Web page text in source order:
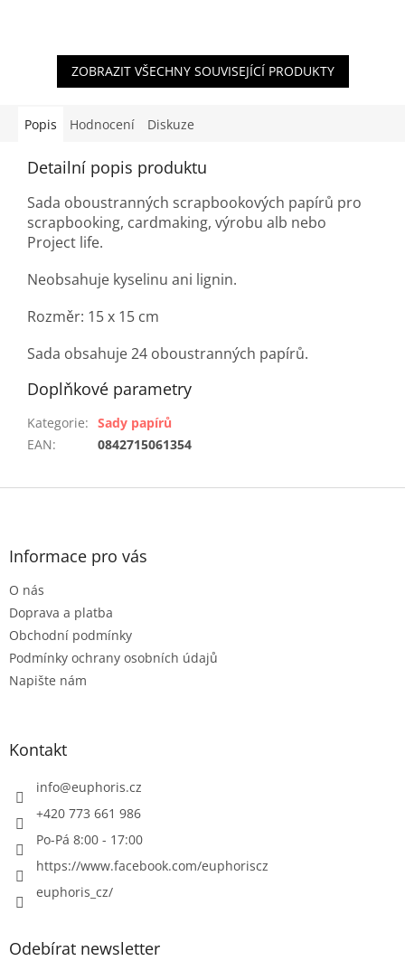
ZOBRAZIT VŠECHNY SOUVISEJÍCÍ PRODUKTY
Popis Hodnocení Diskuze
Detailní popis produktu
Sada oboustranných scrapbookových papírů pro
scrapbooking, cardmaking, výrobu alb nebo
Project life.
Neobsahuje kyselinu ani lignin.
Rozměr: 15 x 15 cm
Sada obsahuje 24 oboustranných papírů.
Doplňkové parametry
Kategorie: Sady papírů
EAN: 0842715061354
Z
Informace pro vás
O nás
Doprava a platba
Obchodní podmínky
Podmínky ochrany osobních údajů
Napište nám
Kontakt
info@euphoris.cz
+420 773 661 986
Po-Pá 8:00 - 17:00
https://www.facebook.com/euphoriscz
euphoris_cz/
Odebírat newsletter